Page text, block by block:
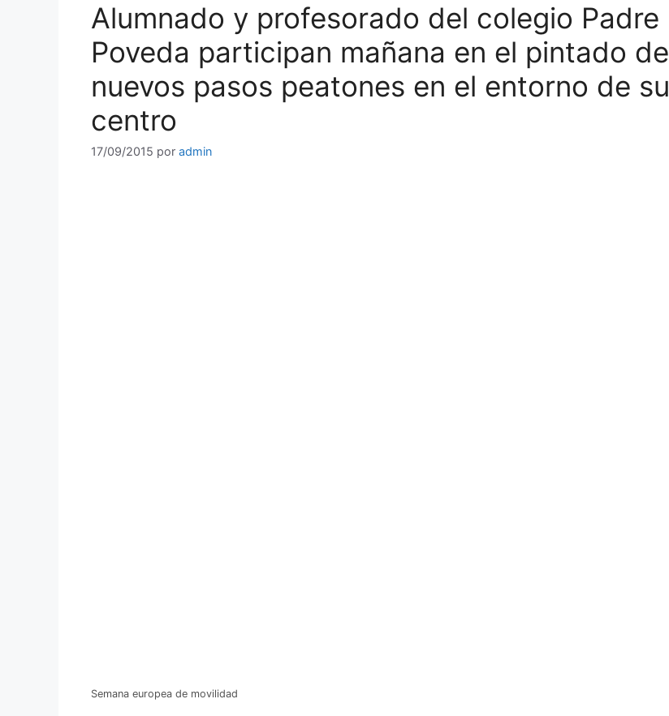
Alumnado y profesorado del colegio Padre
Poveda participan mañana en el pintado de
nuevos pasos peatones en el entorno de su
centro
17/09/2015 por admin
Semana europea de movilidad